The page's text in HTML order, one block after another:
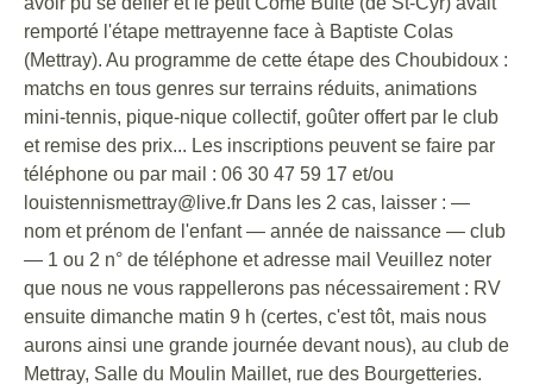
remporté l'étape mettrayenne face à Baptiste Colas
(Mettray). Au programme de cette étape des Choubidoux :
matchs en tous genres sur terrains réduits, animations
mini-tennis, pique-nique collectif, goûter offert par le club
et remise des prix... Les inscriptions peuvent se faire par
téléphone ou par mail : 06 30 47 59 17 et/ou
louistennismettray@live.fr Dans les 2 cas, laisser : —
nom et prénom de l'enfant — année de naissance — club
— 1 ou 2 n° de téléphone et adresse mail Veuillez noter
que nous ne vous rappellerons pas nécessairement : RV
ensuite dimanche matin 9 h (certes, c'est tôt, mais nous
aurons ainsi une grande journée devant nous), au club de
Mettray, Salle du Moulin Maillet, rue des Bourgetteries.